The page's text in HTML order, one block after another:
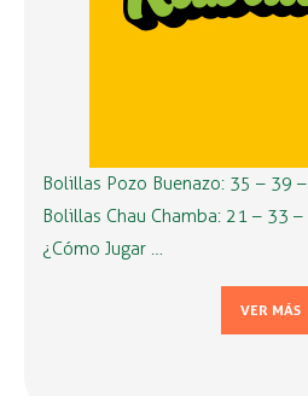
Bolillas Pozo Buenazo: 35 – 39
Bolillas Chau Chamba: 21 – 33
¿Cómo Jugar …
VER MÁS